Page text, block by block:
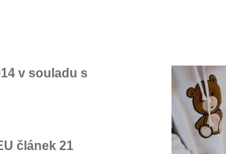
v souladu s
článek 21